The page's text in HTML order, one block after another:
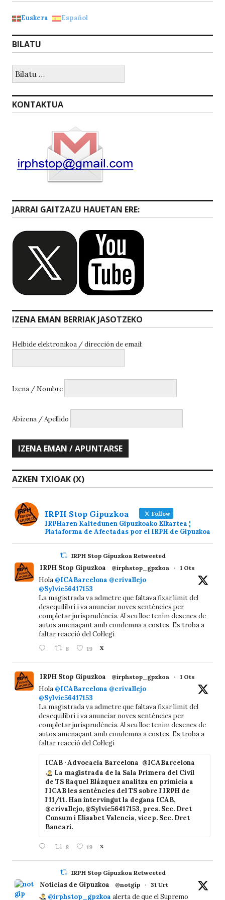
Euskera Español
BILATU
KONTAKTUA
JARRAI GAITZAZU HAUETAN ERE:
IZENA EMAN BERRIAK JASOTZEKO
Helbide elektronikoa / dirección de email:
Izena / Nombre
Abizena / Apellido
AZKEN TXIOAK (X)
IRPH Stop Gipuzkoa Follow
IRPHaren Kaltedunen Gipuzkoako Elkartea ¦
Plataforma de Afectadas por el IRPH de Gipuzkoa
IRPH Stop Gipuzkoa Retweeted
IRPH Stop Gipuzkoa @irphstop_gpzkoa · 1 Ots
Hola @ICABarcelona @crivallejo
@Sylvie56417153
La magistrada va admetre que faltava fixar límit del
desequilibri i va anunciar noves sentències per
completar jurisprudència. Al seu lloc tenim desenes de
autos amenaçant amb condemna a costes. Es troba a
faltar reacció del Col·legi
8 19 X
IRPH Stop Gipuzkoa @irphstop_gpzkoa · 1 Ots
Hola @ICABarcelona @crivallejo
@Sylvie56417153
La magistrada va admetre que faltava fixar límit del
desequilibri i va anunciar noves sentències per
completar jurisprudència. Al seu lloc tenim desenes de
autos amenaçant amb condemna a costes. Es troba a
faltar reacció del Col·legi
ICAB · Advocacia Barcelona @ICABarcelona
La magistrada de la Sala Primera del Civil
de TS Raquel Blázquez analitza en primícia a
l'ICAB les sentències del TS sobre l'IRPH de
l'11/11. Han intervingut la degana ICAB,
@crivallejo, @Sylvie56417153, pres. Sec. Dret
Consum i Elisabet Valencia, vicep. Sec. Dret
Bancari.
8 19 X
IRPH Stop Gipuzkoa Retweeted
Noticias de Gipuzkoa @notgip · 31 Urt
@irphstop_gpzkoa alerta de que el Supremo